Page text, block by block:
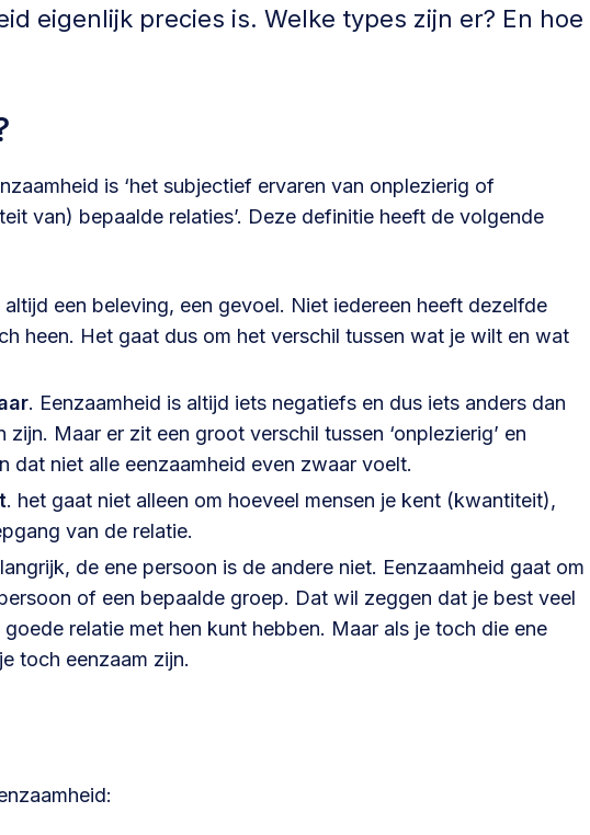
Betrokken buurten, contact stimuleren,
gebiedsontwikkeling>
eigenlijk precies is. Welke types zijn er? En hoe
is ‘het subjectief ervaren van onplezierig of
van) bepaalde relaties’. Deze definitie heeft de volgende
altijd een beleving, een gevoel. Niet iedereen heeft dezelfde
heen. Het gaat dus om het verschil tussen wat je wilt en wat
. Eenzaamheid is altijd iets negatiefs en dus iets anders dan
zijn. Maar er zit een groot verschil tussen ‘onplezierig’ en
dat niet alle eenzaamheid even zwaar voelt.
. het gaat niet alleen om hoeveel mensen je kent (kwantiteit),
van de relatie.
de ene persoon is de andere niet. Eenzaamheid gaat om
of een bepaalde groep. Dat wil zeggen dat je best veel
relatie met hen kunt hebben. Maar als je toch die ene
toch eenzaam zijn.